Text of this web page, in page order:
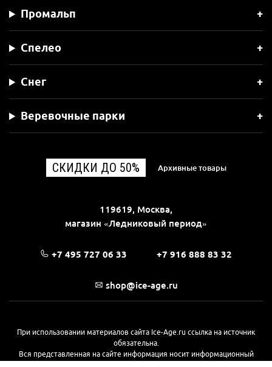
Промальп
Спелео
Снег
Веревочные парки
СКИДКИ ДО 50% Архивные товары
119619, Москва,
магазин «Ледниковый период»
+7 495 727 06 33 +7 916 888 83 32
shop@ice-age.ru
При использовании материалов сайта Ice-Age.ru ссылка на источник
обязательна.
Вся представленная на сайте информация носит информационный